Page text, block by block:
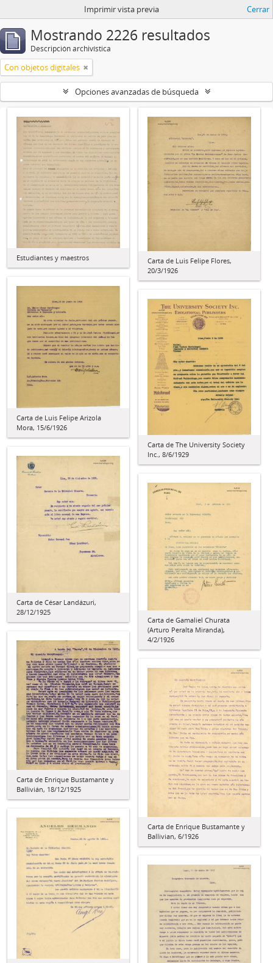
Imprimir vista previa Cerrar
Mostrando 2226 resultados
Descripción archivística
Con objetos digitales
Opciones avanzadas de búsqueda
Estudiantes y maestros
Carta de Luis Felipe Flores,
20/3/1926
Carta de Luis Felipe Arizola
Mora, 15/6/1926
Carta de The University Society
Inc., 8/6/1929
Carta de César Landázuri,
28/12/1925
Carta de Gamaliel Churata
(Arturo Peralta Miranda),
4/2/1926
Carta de Enrique Bustamante y
Ballivián, 18/12/1925
Carta de Enrique Bustamante y
Ballivian, 6/1926